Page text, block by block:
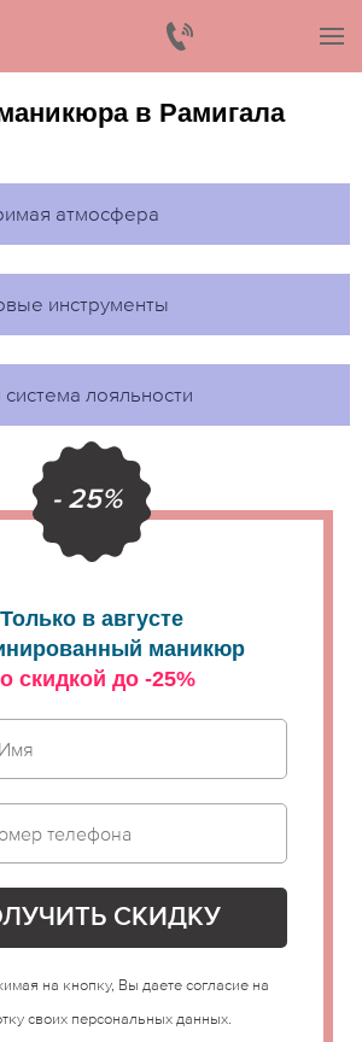
в Рамигала
атмосфера
инструменты
лояльности
- 25%
Только в августе
маникюр
скидкой до -25%
на кнопку, Вы даете согласие на
своих персональных данных.